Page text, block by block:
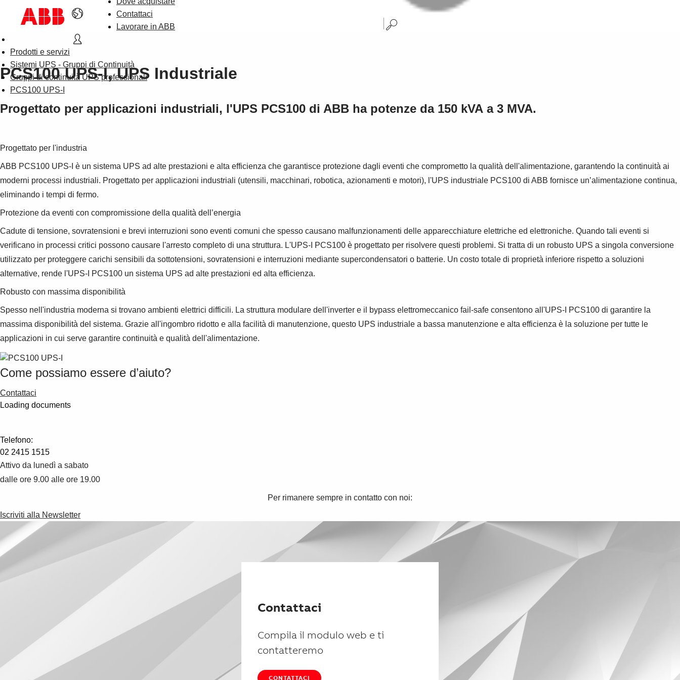
Contattaci
Lavorare in ABB
Prodotti e servizi
Sistemi UPS - Gruppi di Continuità
Gruppi di continuità UPS professionali
PCS100 UPS-I
PCS100 UPS-I, UPS Industriale
Progettato per applicazioni industriali, l'UPS PCS100 di ABB ha potenze da 150 kVA a 3 MVA.
Progettato per l'industria
ABB PCS100 UPS-I è un sistema UPS ad alte prestazioni e alta efficienza che garantisce protezione dagli eventi che comprometto la qualità dell'alimentazione, garantendo la continuità ai
moderni processi industriali. Progettato per applicazioni industriali (utensili, macchinari, robotica, azionamenti e motori), l'UPS industriale PCS100 di ABB fornisce un’alimentazione continua,
eliminando i tempi di fermo.
Protezione da eventi con compromissione della qualità dell’energia
Cadute di tensione, sovratensioni e brevi interruzioni sono eventi comuni che spesso causano malfunzionamenti delle apparecchiature elettriche ed elettroniche. Quando tali eventi si
verificano in processi critici possono causare l'arresto completo di una struttura. L'UPS-I PCS100 è progettato per risolvere questi problemi. Si tratta di un robusto UPS a singola conversione
utilizzato per proteggere carichi sensibili da sottotensioni, sovratensioni e interruzioni mediante supercondensatori o batterie. Un costo totale di proprietà inferiore rispetto a soluzioni
alternative, rende l'UPS-I PCS100 un sistema UPS ad alte prestazioni ed alta efficienza.
Robusto con massima disponibilità
Spesso nell'industria moderna si trovano ambienti elettrici difficili. La struttura modulare dell'inverter e il bypass elettromeccanico fail-safe consentono all'UPS-I PCS100 di garantire la
massima disponibilità del sistema. Grazie all'ingombro ridotto e alla facilità di manutenzione, questo UPS industriale a bassa manutenzione e alta efficienza è la soluzione per tutte le
applicazioni in cui serve garantire continuità e qualità dell'alimentazione.
Come possiamo essere d’aiuto?
Contattaci
Loading documents
Telefono:
02 2415 1515
Attivo da lunedì a sabato
dalle ore 9.00 alle ore 19.00
Per rimanere sempre in contatto con noi:
Iscriviti alla Newsletter
Contattaci
Compila il modulo web e ti
contatteremo
CONTATTACI